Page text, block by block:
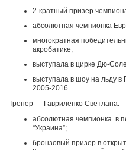
2-кратный призер
абсолютная чемпионка
многократная
акробатике;
выступала в цирке Дю-
выступала в шоу на льду
2005-2016.
Тренер — Гавриленко Светлана:
абсолютная чемпионка в
“Украина”;
бронзовый призер в